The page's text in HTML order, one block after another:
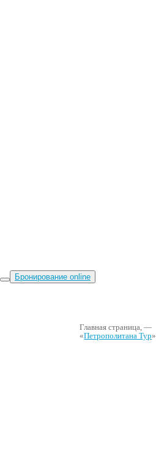
Главная страница, —
«Петрополитана Тур»
Бронирование online